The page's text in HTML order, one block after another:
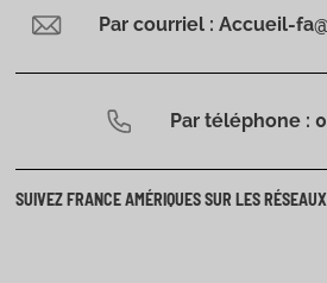
Par courriel : Accueil-
Par téléphone :
SUIVEZ FRANCE AMÉRIQUES SUR LES